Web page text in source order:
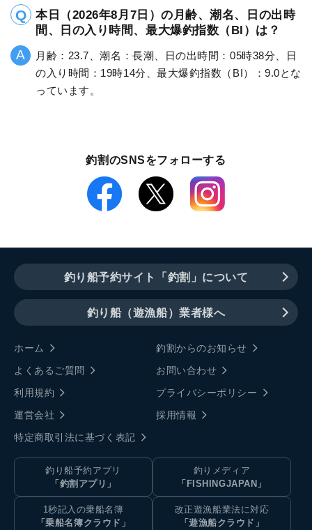
本日（2026年8月7日）の月齢、潮名、日の出時
間、日の入り時間、最大爆釣指数（BI）は？
月齢：23.7、潮名：長潮、日の出時間：05時38分、日
の入り時間：19時14分、最大爆釣指数（BI）：9.0とな
っています。
釣割のSNSをフォローする
釣り船予約サイト「釣割」について
釣り船（遊漁船）業者様へ
ホーム
釣割からのお知らせ
よくあるご質問
お問い合わせ
利用規約
プライバシーポリシー
運営会社
採用情報
特定商取引法に基づく表記
釣り船予約アプリ
「釣割アプリ」
釣りメディア
「FISHINGJAPAN」
1秒記入の乗船名簿
「乗船名簿クラウド」
改正遊漁船業法に対応
「遊漁船クラウド」